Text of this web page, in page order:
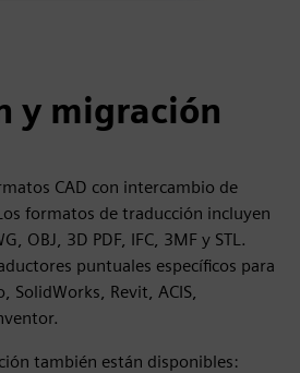
y migración
CAD con intercambio de
formatos de traducción incluyen
OBJ, 3D PDF, IFC, 3MF y STL.
puntuales específicos para
SolidWorks, Revit, ACIS,
también están disponibles: